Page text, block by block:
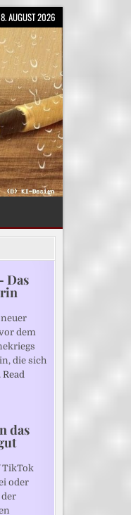
8. AUGUST 2026
Das
dem
die sich
Read
das
TikTok
oder
der